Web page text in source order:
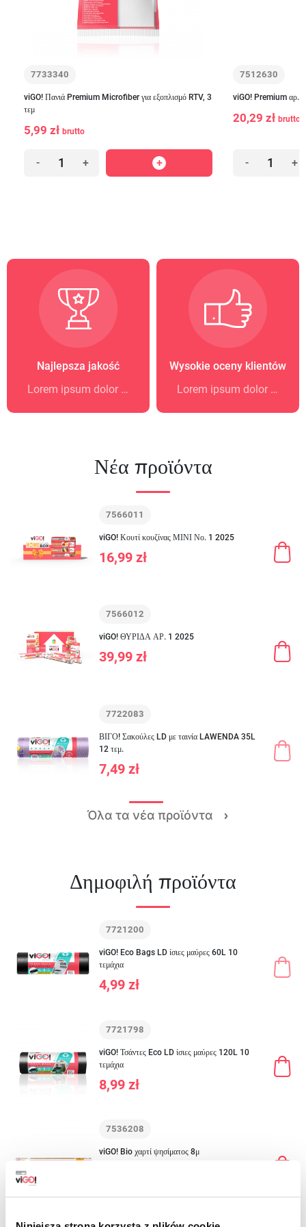
7733340
viGO! Πανιά Premium Microfiber για εξοπλισμό RTV, 3
τεμ
5,99 zł brutto
- +
7512630
viGO! Premium αρ.1
20,29 zł brutto
- +
Najlepsza jakość
Lorem ipsum dolor sit amet
Wysokie oceny klientów
Lorem ipsum dolor sit amet
Νέα προϊόντα
7566011
viGO! Κουτί κουζίνας ΜΙΝΙ Νο. 1 2025
16,99 zł
7566012
viGO! ΘΥΡΙΔΑ ΑΡ. 1 2025
39,99 zł
7722083
ΒΙΓΟ! Σακούλες LD με ταινία LAWENDA 35L
12 τεμ.
7,49 zł
Όλα τα νέα προϊόντα
Δημοφιλή προϊόντα
7721200
viGO! Eco Bags LD ίσιες μαύρες 60L 10
τεμάχια
4,99 zł
7721798
viGO! Τσάντες Eco LD ίσιες μαύρες 120L 10
τεμάχια
8,99 zł
7536208
viGO! Bio χαρτί ψησίματος 8μ